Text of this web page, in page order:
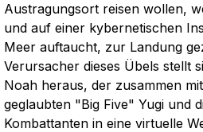
Austragungsort reisen wollen,
und auf einer kybernetischen
Meer auftaucht, zur Landung
Verursacher dieses Übels stellt
Noah heraus, der zusammen
geglaubten "Big Five" Yugi und
Kombattanten in eine virtuelle